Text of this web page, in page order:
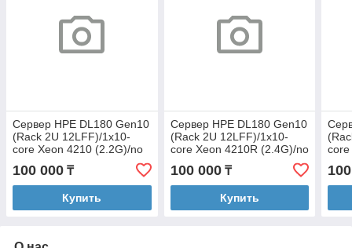
Сервер HPE DL180 Gen10
(Rack 2U 12LFF)/1x10-
core Xeon 4210 (2.2G)/no
RAM/P816i/2x1GbE/1x500W
100 000 ₸
Купить
Сервер HPE DL180 Gen10
(Rack 2U 12LFF)/1x10-
core Xeon 4210R (2.4G)/no
RAM/P816i/2x1GbE/1x500W
100 000₸
Купить